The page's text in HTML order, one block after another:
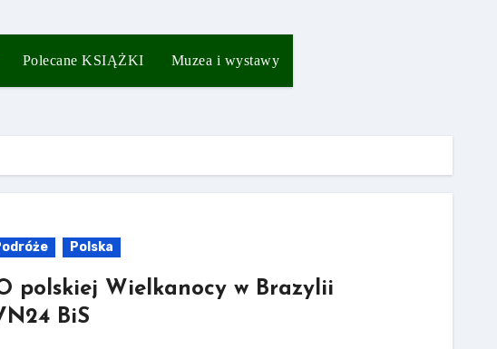
Polecane KSIĄŻKI Muzea i wystawy
Polska
polskiej Wielkanocy w Brazylii
BiS